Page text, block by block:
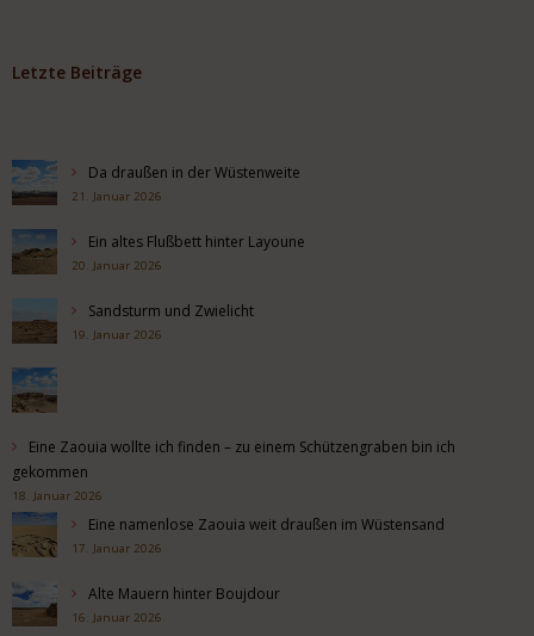
Letzte Beiträge
Da draußen in der Wüstenweite
21. Januar 2026
Ein altes Flußbett hinter Layoune
20. Januar 2026
Sandsturm und Zwielicht
19. Januar 2026
Eine Zaouia wollte ich finden – zu einem Schützengraben bin ich
gekommen
18. Januar 2026
Eine namenlose Zaouia weit draußen im Wüstensand
17. Januar 2026
Alte Mauern hinter Boujdour
16. Januar 2026